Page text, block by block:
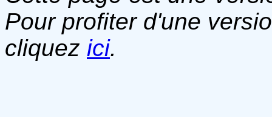
Pour profiter d'une
cliquez ici.